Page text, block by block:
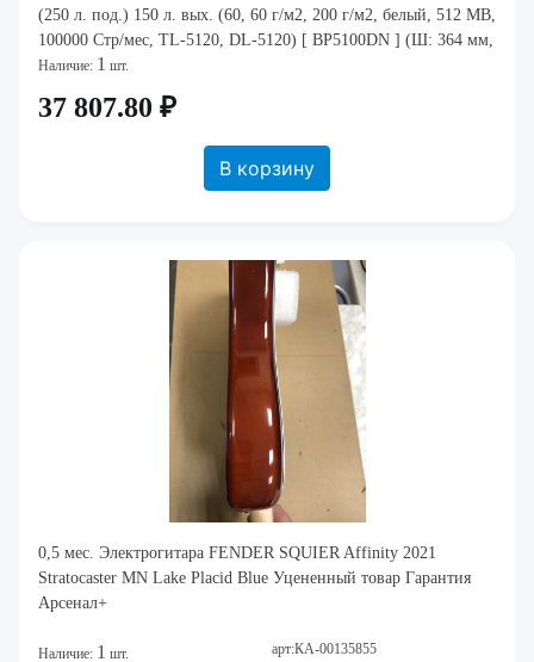
(250 л. под.) 150 л. вых. (60, 60 г/м2, 200 г/м2, белый, 512 MB,
100000 Стр/мес, TL-5120, DL-5120) [ BP5100DN ] (Ш: 364 мм,
В: 257 мм, Г: 344 мм
Наличие: 1 шт.
37 807.80 ₽
В корзину
0,5 мес. Электрогитара FENDER SQUIER Affinity 2021
Stratocaster MN Lake Placid Blue Уцененный товар Гарантия
Арсенал+
Наличие: 1 шт. арт:КА-00135855